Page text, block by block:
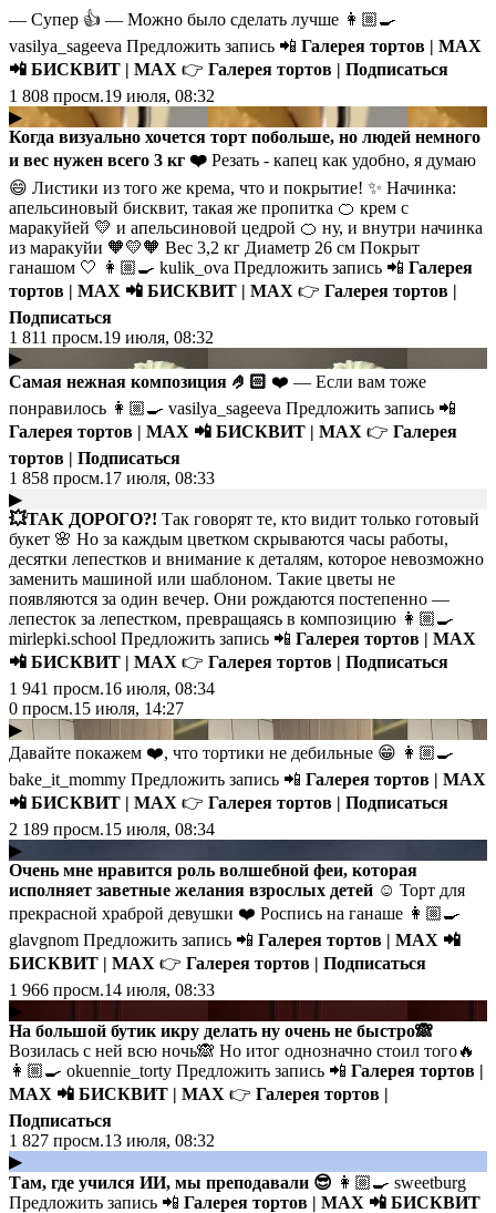
— Супер 👍 — Можно было сделать лучше 👩🏼‍🍳
vasilya_sageeva Предложить запись 📲 Галерея тортов | MAX
📲 БИСКВИТ | MAX 👉 Галерея тортов | Подписаться
1 808 просм.19 июля, 08:32
▶
Когда визуально хочется торт побольше, но людей немного
и вес нужен всего 3 кг ❤️ Резать - капец как удобно, я думаю
😄 Листики из того же крема, что и покрытие! ✨ Начинка:
апельсиновый бисквит, такая же пропитка 🍊 крем с
маракуйей 💛 и апельсиновой цедрой 🍊 ну, и внутри начинка
из маракуйи 🧡💛🧡 Вес 3,2 кг Диаметр 26 см Покрыт
ганашом 🤍 👩🏼‍🍳 kulik_ova Предложить запись 📲 Галерея
тортов | MAX 📲 БИСКВИТ | MAX 👉 Галерея тортов |
Подписаться
1 811 просм.19 июля, 08:32
▶
Самая нежная композиция 🤌🏻 ❤️ — Если вам тоже
понравилось 👩🏼‍🍳 vasilya_sageeva Предложить запись 📲
Галерея тортов | MAX 📲 БИСКВИТ | MAX 👉 Галерея
тортов | Подписаться
1 858 просм.17 июля, 08:33
▶
💥ТАК ДОРОГО?! Так говорят те, кто видит только готовый
букет 🌸 Но за каждым цветком скрываются часы работы,
десятки лепестков и внимание к деталям, которое невозможно
заменить машиной или шаблоном. Такие цветы не
появляются за один вечер. Они рождаются постепенно —
лепесток за лепестком, превращаясь в композицию 👩🏼‍🍳
mirlepki.school Предложить запись 📲 Галерея тортов | MAX
📲 БИСКВИТ | MAX 👉 Галерея тортов | Подписаться
1 941 просм.16 июля, 08:34
0 просм.15 июля, 14:27
▶
Давайте покажем ❤️, что тортики не дебильные 😁 👩🏼‍🍳
bake_it_mommy Предложить запись 📲 Галерея тортов | MAX
📲 БИСКВИТ | MAX 👉 Галерея тортов | Подписаться
2 189 просм.15 июля, 08:34
▶
Очень мне нравится роль волшебной феи, которая
исполняет заветные желания взрослых детей ☺️ Торт для
прекрасной храброй девушки ❤️ Роспись на ганаше 👩🏼‍🍳
glavgnom Предложить запись 📲 Галерея тортов | MAX 📲
БИСКВИТ | MAX 👉 Галерея тортов | Подписаться
1 966 просм.14 июля, 08:33
▶
На большой бутик икру делать ну очень не быстро🙈
Возилась с ней всю ночь🙈 Но итог однозначно стоил того🔥
👩🏼‍🍳 okuennie_torty Предложить запись 📲 Галерея тортов |
MAX 📲 БИСКВИТ | MAX 👉 Галерея тортов |
Подписаться
1 827 просм.13 июля, 08:32
▶
Там, где учился ИИ, мы преподавали 😎 👩🏼‍🍳 sweetburg
Предложить запись 📲 Галерея тортов | MAX 📲 БИСКВИТ